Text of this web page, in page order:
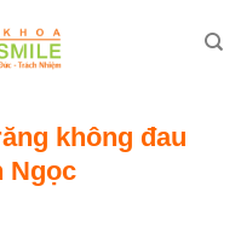
không đau
Ngọc